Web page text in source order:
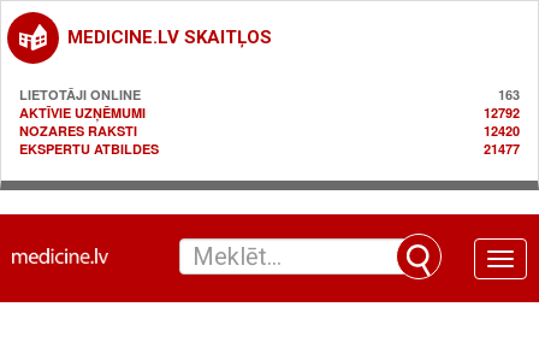
MEDICINE.LV SKAITĻOS
LIETOTĀJI ONLINE
163
AKTĪVIE UZŅĒMUMI
12792
NOZARES RAKSTI
12420
EKSPERTU ATBILDES
21477
Toggle